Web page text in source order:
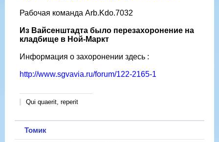
Рабочая команда Arb.Kdo.7032
Из Вайсенштадта было перезахоронение на
кладбище в Ной-Маркт
Информация о захоронении здесь :
http://www.sgvavia.ru/forum/122-2165-1
Qui quaerit, reperit
Томик